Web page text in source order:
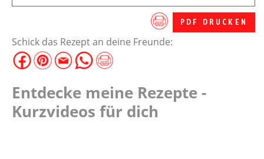
PDF DRUCKEN
Schick das Rezept an deine Freunde:
Entdecke meine Rezepte -
Kurzvideos für dich